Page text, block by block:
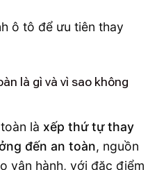
là gì và vì sao không
là xếp thứ tự thay
đến an toàn, nguồn
vận hành, với đặc điểm